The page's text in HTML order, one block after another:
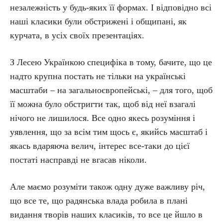
незалежність у будь-яких її формах. І відповідно всі
наші класики були обстрижені і общипані, як
курчата, в усіх своїх презентаціях.
З Лесею Українкою специфіка в тому, бачите, що це
надто крупна постать не тільки на українські
масштаби – на загальноєвропейські, – для того, щоб
її можна було обстригти так, щоб від неї взагалі
нічого не лишилося. Все одно якесь розуміння і
уявлення, що за всім тим щось є, якийсь масштаб і
якась вдаряюча велич, інтерес все-таки до цієї
постаті насправді не вгасав ніколи.
Але маємо розуміти також одну дуже важливу річ,
що все те, що радянська влада робила в плані
видання творів наших класиків, то все це йшло в